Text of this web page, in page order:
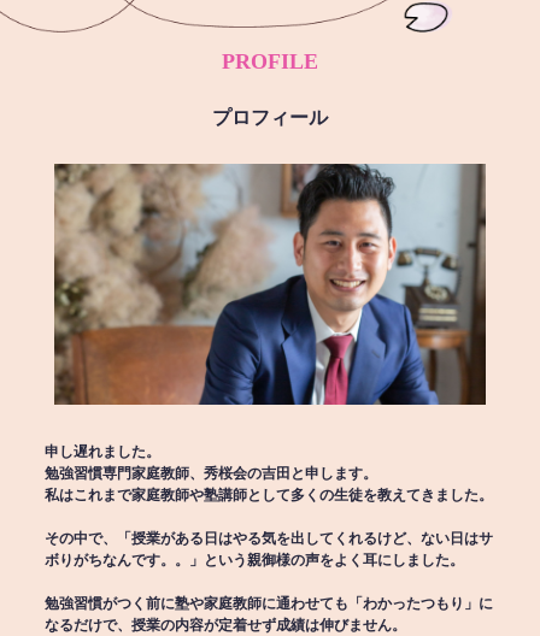
PROFILE
プロフィール
申し遅れました。
勉強習慣専門家庭教師、秀桜会の吉田と申します。
私はこれまで家庭教師や塾講師として多くの生徒を教えてきました。
その中で、「授業がある日はやる気を出してくれるけど、ない日はサ
ボりがちなんです。。」という親御様の声をよく耳にしました。
勉強習慣がつく前に塾や家庭教師に通わせても「わかったつもり」に
なるだけで、授業の内容が定着せず成績は伸びません。